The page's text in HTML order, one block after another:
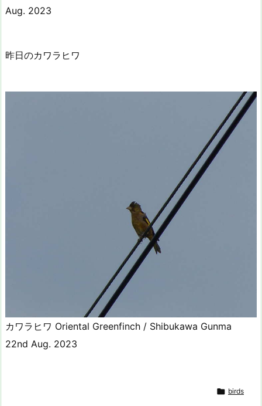
Aug. 2023
昨日のカワラヒワ
カワラヒワ Oriental Greenfinch / Shibukawa Gunma
22nd Aug. 2023
 birds